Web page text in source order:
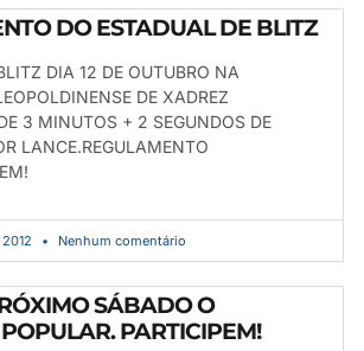
DO ESTADUAL DE BLITZ
DIA 12 DE OUTUBRO NA
DE XADREZ
3 MINUTOS + 2 SEGUNDOS DE
LANCE.REGULAMENTO
Nenhum comentário
SÁBADO O
PARTICIPEM!